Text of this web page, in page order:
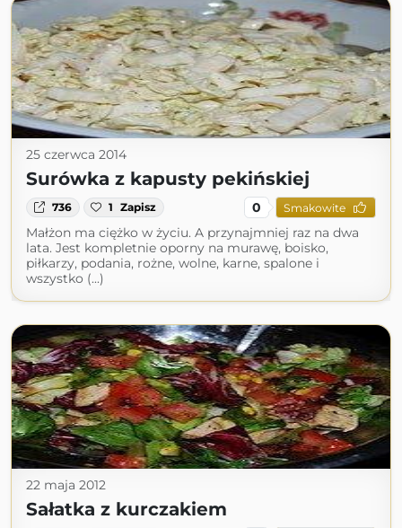
25 czerwca 2014
Surówka z kapusty pekińskiej
736 1 Zapisz 0 Smakowite
Małżon ma ciężko w życiu. A przynajmniej raz na dwa
lata. Jest kompletnie oporny na murawę, boisko,
piłkarzy, podania, rożne, wolne, karne, spalone i
wszystko (...)
22 maja 2012
Sałatka z kurczakiem